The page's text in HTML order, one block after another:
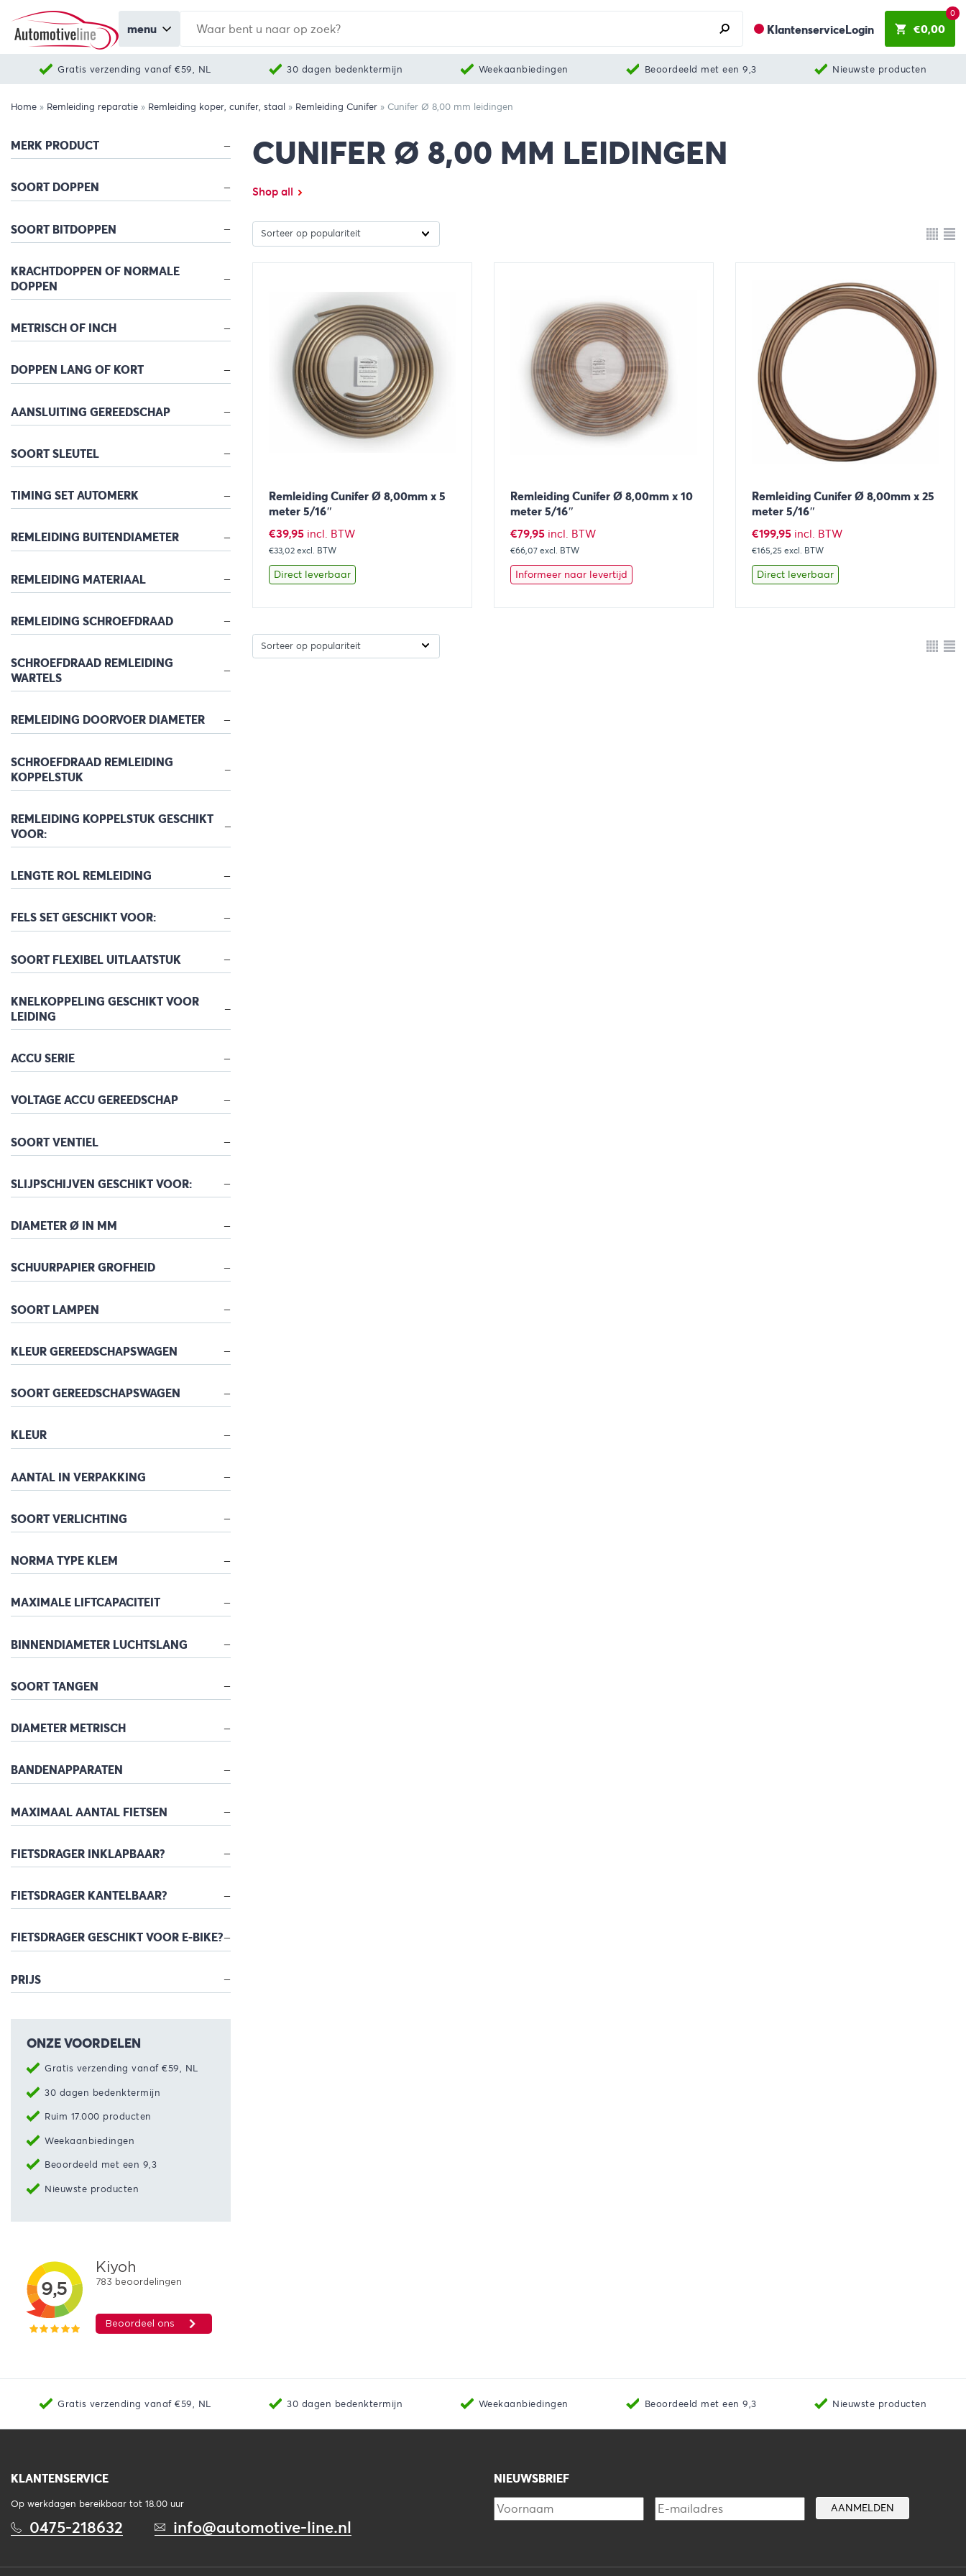
menu KlantenserviceLogin €0,00
0
Gratis verzending vanaf €59, NL 30 dagen bedenktermijn Weekaanbiedingen Beoordeeld met een 9,3 Nieuwste producten
Home » Remleiding reparatie » Remleiding koper, cunifer, staal » Remleiding Cunifer » Cunifer Ø 8,00 mm leidingen
MERK PRODUCT
SOORT DOPPEN
SOORT BITDOPPEN
KRACHTDOPPEN OF NORMALE
DOPPEN
METRISCH OF INCH
DOPPEN LANG OF KORT
AANSLUITING GEREEDSCHAP
SOORT SLEUTEL
TIMING SET AUTOMERK
REMLEIDING BUITENDIAMETER
REMLEIDING MATERIAAL
REMLEIDING SCHROEFDRAAD
SCHROEFDRAAD REMLEIDING
WARTELS
REMLEIDING DOORVOER DIAMETER
SCHROEFDRAAD REMLEIDING
KOPPELSTUK
REMLEIDING KOPPELSTUK GESCHIKT
VOOR:
LENGTE ROL REMLEIDING
FELS SET GESCHIKT VOOR:
SOORT FLEXIBEL UITLAATSTUK
KNELKOPPELING GESCHIKT VOOR
LEIDING
ACCU SERIE
VOLTAGE ACCU GEREEDSCHAP
SOORT VENTIEL
SLIJPSCHIJVEN GESCHIKT VOOR:
DIAMETER Ø IN MM
SCHUURPAPIER GROFHEID
SOORT LAMPEN
KLEUR GEREEDSCHAPSWAGEN
SOORT GEREEDSCHAPSWAGEN
KLEUR
AANTAL IN VERPAKKING
SOORT VERLICHTING
NORMA TYPE KLEM
MAXIMALE LIFTCAPACITEIT
BINNENDIAMETER LUCHTSLANG
SOORT TANGEN
DIAMETER METRISCH
BANDENAPPARATEN
MAXIMAAL AANTAL FIETSEN
FIETSDRAGER INKLAPBAAR?
FIETSDRAGER KANTELBAAR?
FIETSDRAGER GESCHIKT VOOR E-BIKE?
PRIJS
ONZE VOORDELEN
Gratis verzending vanaf €59, NL
30 dagen bedenktermijn
Ruim 17.000 producten
Weekaanbiedingen
Beoordeeld met een 9,3
Nieuwste producten
CUNIFER Ø 8,00 MM LEIDINGEN
Shop all
Remleiding Cunifer Ø 8,00mm x 5
meter 5/16″
€39,95 incl. BTW
€33,02 excl. BTW
Direct leverbaar
Remleiding Cunifer Ø 8,00mm x 10
meter 5/16″
€79,95 incl. BTW
€66,07 excl. BTW
Informeer naar levertijd
Remleiding Cunifer Ø 8,00mm x 25
meter 5/16″
€199,95 incl. BTW
€165,25 excl. BTW
Direct leverbaar
Gratis verzending vanaf €59, NL 30 dagen bedenktermijn Weekaanbiedingen Beoordeeld met een 9,3 Nieuwste producten
KLANTENSERVICE
Op werkdagen bereikbaar tot 18.00 uur
0475-218632 info@automotive-line.nl
NIEUWSBRIEF